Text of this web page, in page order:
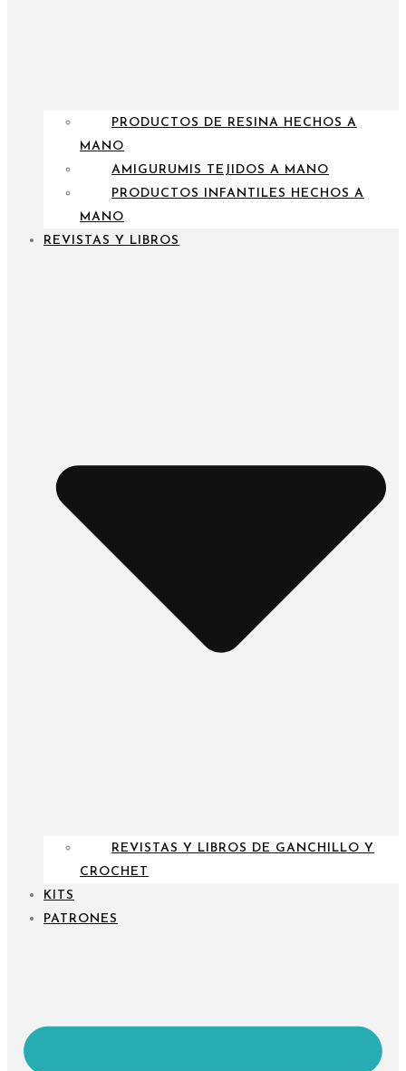
PRODUCTOS DE RESINA HECHOS A
MANO
AMIGURUMIS TEJIDOS A MANO
PRODUCTOS INFANTILES HECHOS A
MANO
REVISTAS Y LIBROS
REVISTAS Y LIBROS DE GANCHILLO Y
CROCHET
KITS
PATRONES